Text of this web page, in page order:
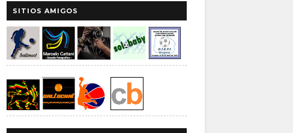
SITIOS AMIGOS